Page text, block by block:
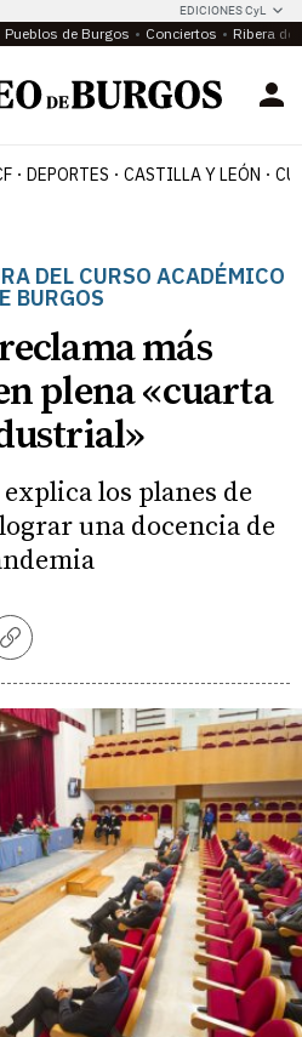
EDICIONES CyL
Pueblos de Burgos Conciertos Ribera del
DEPORTES CASTILLA Y LEÓN
DEL CURSO ACADÉMICO
BURGOS
más
plena «cuarta
los planes de
una docencia de
Copiar